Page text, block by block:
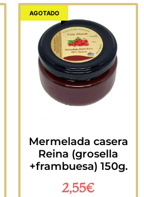
AGOTADO
Mermelada casera
Reina (grosella
+frambuesa) 150g.
2,55€